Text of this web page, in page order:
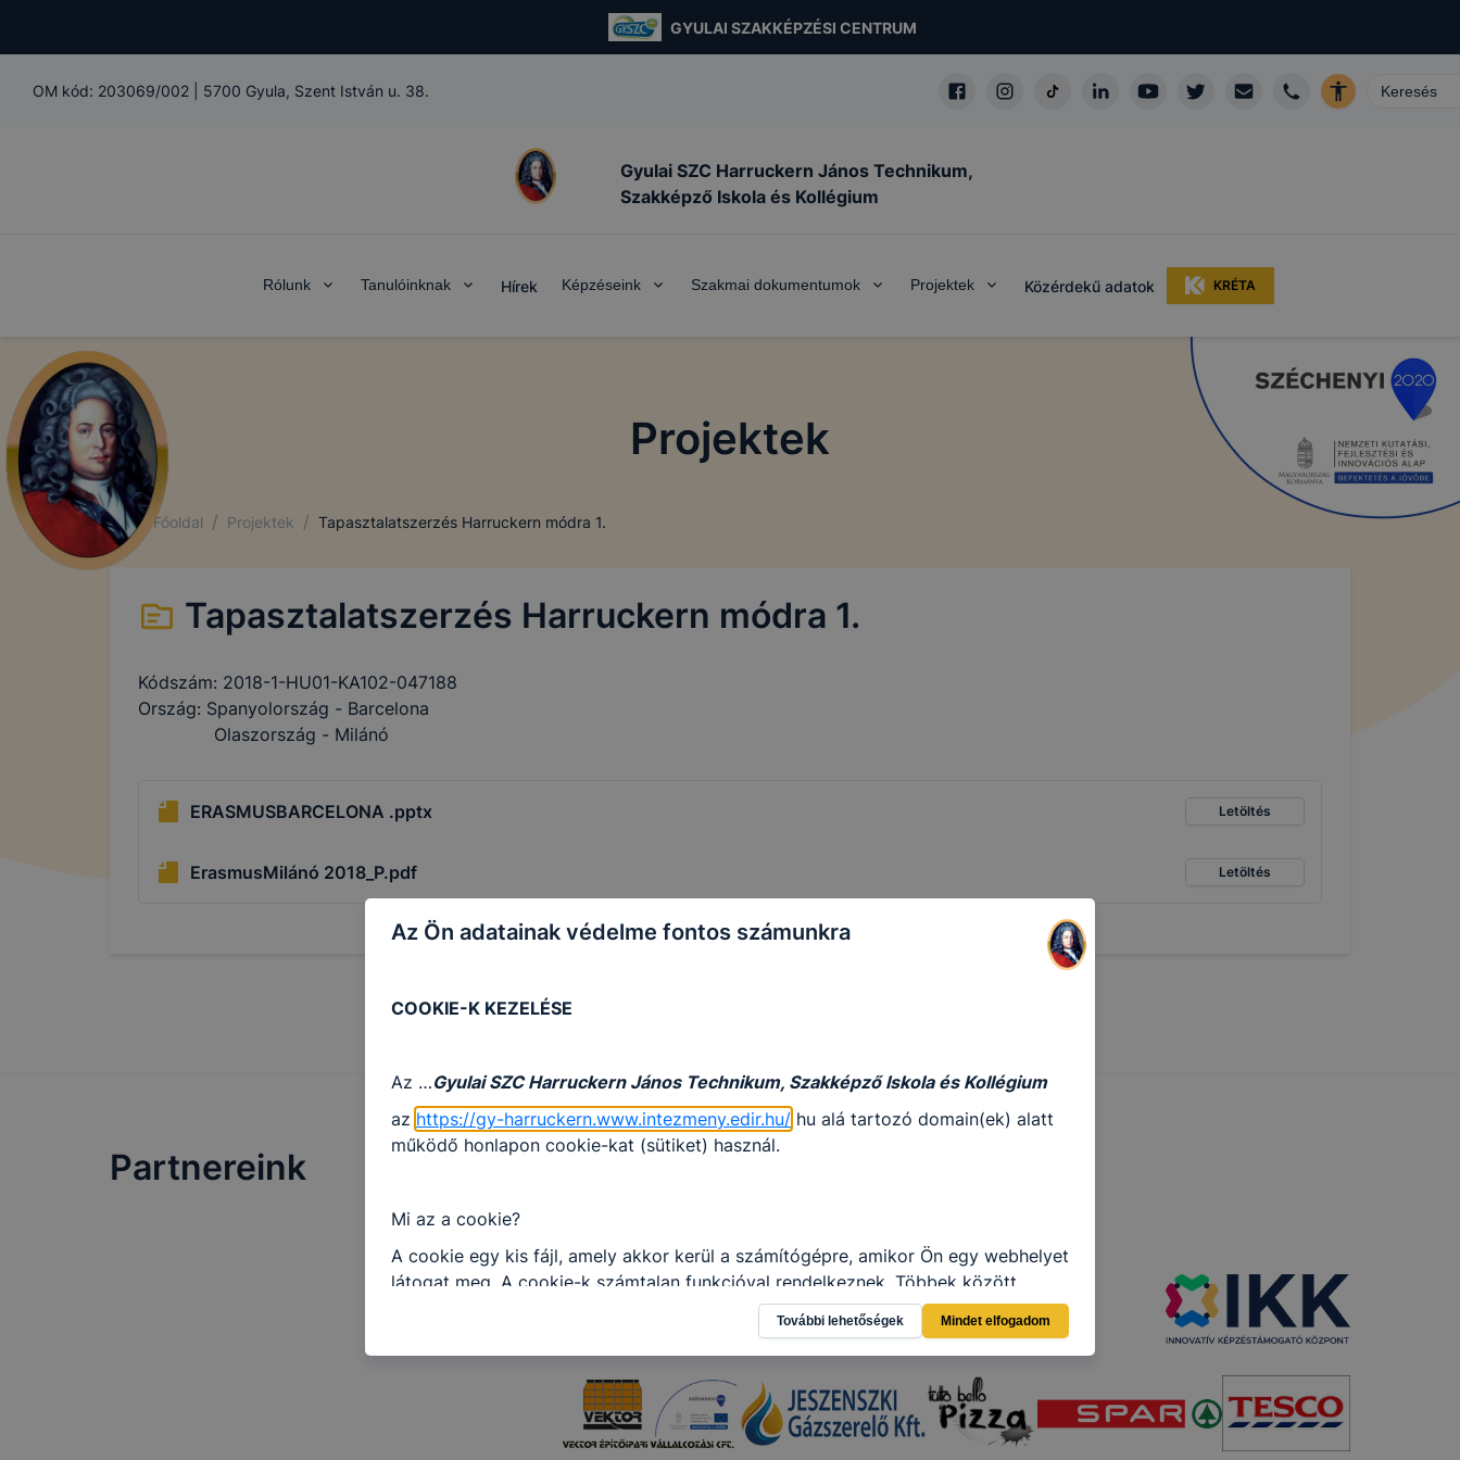
GYULAI SZAKKÉPZÉSI CENTRUM
OM kód: 203069/002 5700 Gyula, Szent István u. 38.
Gyulai SZC Harruckern János Technikum,
Szakképző Iskola és Kollégium
Rólunk Tanulóinknak Hírek Képzéseink Szakmai dokumentumok Projektek Közérdekű adatok KRÉTA
Projektek
Főoldal / Projektek / Tapasztalatszerzés Harruckern módra 1.
Tapasztalatszerzés Harruckern módra 1.
Kódszám: 2018-1-HU01-KA102-047188
Ország: Spanyolország - Barcelona
Olaszország - Milánó
ERASMUSBARCELONA .pptx Letöltés
ErasmusMilánó 2018_P.pdf Letöltés
Partnereink
Az Ön adatainak védelme fontos számunkra
COOKIE-K KEZELÉSE
Az …Gyulai SZC Harruckern János Technikum, Szakképző Iskola és Kollégium
az https://gy-harruckern.www.intezmeny.edir.hu/ hu alá tartozó domain(ek) alatt
működő honlapon cookie-kat (sütiket) használ.
Mi az a cookie?
A cookie egy kis fájl, amely akkor kerül a számítógépre, amikor Ön egy webhelyet
látogat meg. A cookie-k számtalan funkcióval rendelkeznek. Többek között
információt gyűjtenek, megjegyzik a látogató egyéni beállításait és
általánosságban megkönnyítik a honlap használatát.
A cookie-kal weboldalunk nem gyűjt és nem tárol személyes azonosításra
alkalmas adatokat. Így ezek a cookiek nem tudják Önt személy szerint
További lehetőségek Mindet elfogadom